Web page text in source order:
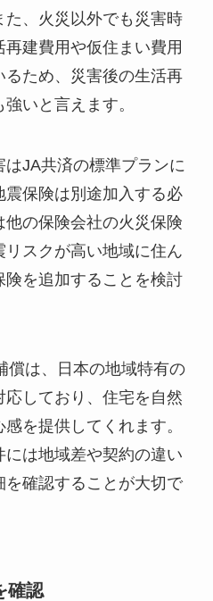
た、火災以外でも災害時
建費用や仮住まい費用
ため、災害後の生活再
いと言えます。
JA共済の標準プランに
保険は別途加入する必
の保険会社の火災保険
リスクが高い地域に住ん
を追加することを検討
償は、日本の地域特有の
応しており、住宅を自然
を提供してくれます。
には地域差や契約の違い
確認することが大切で
確認